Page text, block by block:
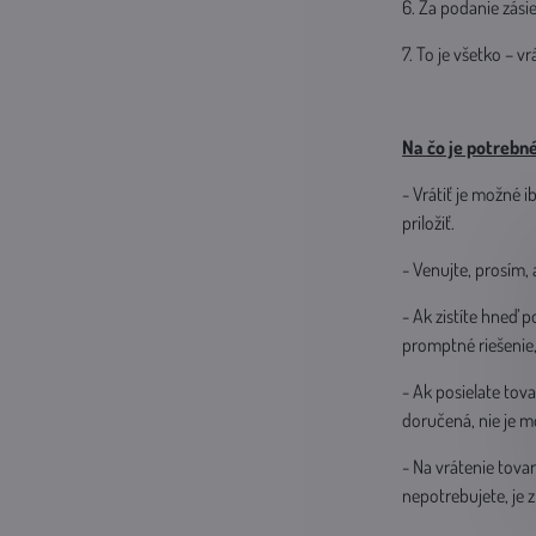
6. Za podanie
7. To je všetko –
Na čo je
- Vrátiť je možné
priložiť.
- Venujte, prosím,
- Ak zistíte hneď
promptné
- Ak posielate
doručená, nie je
- Na vrátenie
nepotrebujete, je